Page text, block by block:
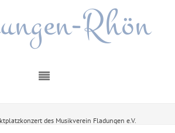
Rhön
des Musikverein Fladungen e.V.